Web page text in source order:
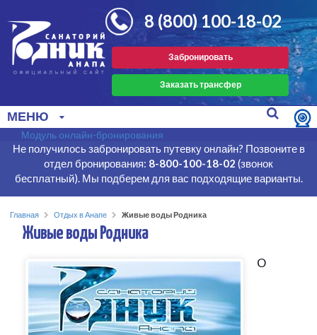
Забронировать
Заказать трансфер
8 (800) 100-18-02
МЕНЮ
Модуль онлайн-бронирования
Не получилось забронировать путевку онлайн? Позвоните в
отдел бронирования: 8-800-100-18-02 (звонок
бесплатный). Мы подберем для вас подходящие варианты.
Главная Отдых в Анапе Живые воды Родника
Живые воды Родника
О